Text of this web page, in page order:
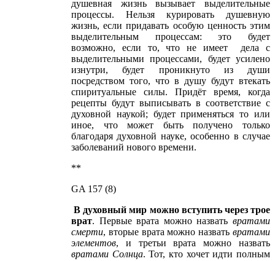
душевная жизнь вызывает выделительные
процессы. Нельзя курировать душевную
жизнь, если придавать особую ценность этим
выделительным процессам: это будет
возможно, если то, что не имеет дела с
выделительными процессами, будет усилено
изнутри, будет проникнуто из души
посредством того, что в душу будут втекать
спиритуальные силы. Придёт время, когда
рецепты будут выписывать в соответствие с
духовной наукой; будет применяться то или
иное, что может быть получено только
благодаря духовной науке, особенно в случае
заболеваний нового времени.
**
GA 157 (8)
В духовный мир можно вступить через трое
врат. Первые врата можно назвать вратами
смерти, вторые врата можно назвать вратами
элементов, и третьи врата можно назвать
вратами Солнца. Тот, кто хочет идти полным